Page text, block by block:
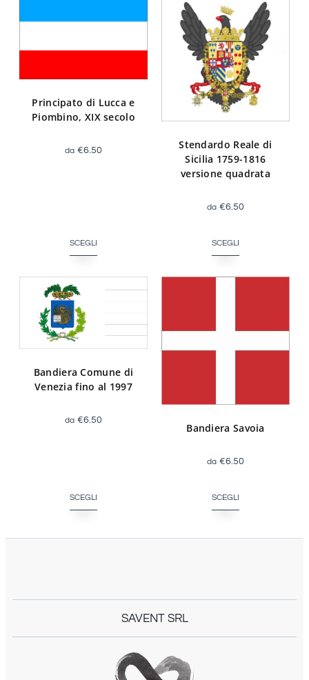
Principato di Lucca e
Piombino, XIX secolo
€6.50
SCEGLI
Stendardo Reale di
Sicilia 1759-1816
versione quadrata
€6.50
SCEGLI
Bandiera Comune di
Venezia fino al 1997
€6.50
SCEGLI
Bandiera Savoia
€6.50
SCEGLI
SAVENT SRL